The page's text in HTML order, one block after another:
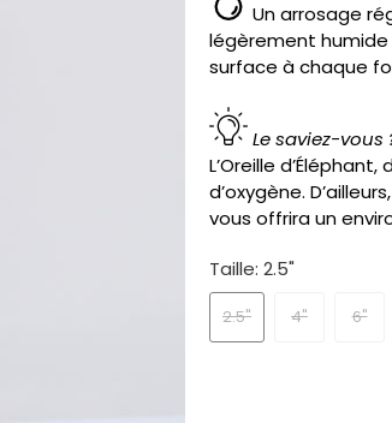
Un arrosage
légèrement
surface à chaque
Le saviez-vous
L’Oreille
d’oxygène.
vous offrira un
Taille: 2.5"
2.5" 4" 6"